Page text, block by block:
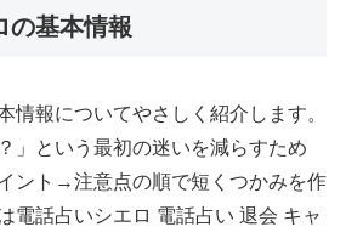
の基本情報
情報についてやさしく紹介します。
」という最初の迷いを減らすため
ント→注意点の順で短くつかみを作
電話占いシエロ 電話占い 退会 キャ